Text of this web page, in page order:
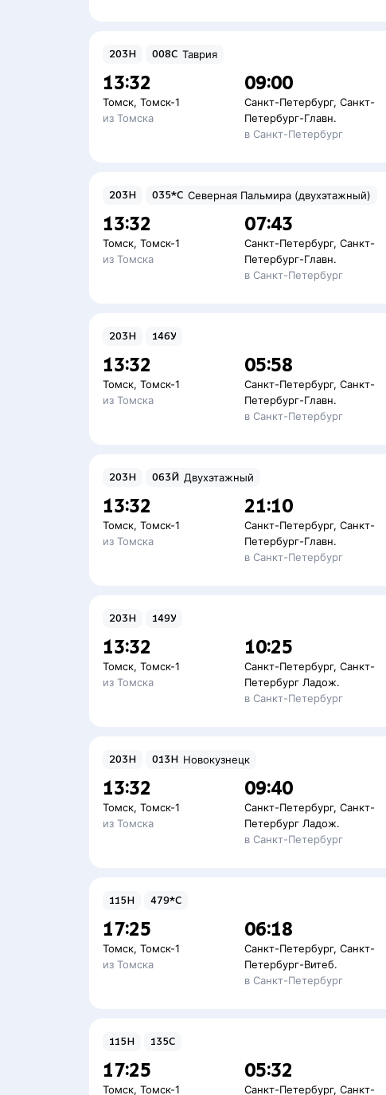
203Н 008С Таврия
13:32
Томск, Томск-1
из Томска
09:00
Санкт-Петербург,Санкт-
Петербург-Главн.
в Санкт-Петербург
203Н 035*С Северная Пальмира (двухэтажный)
13:32
Томск, Томск-1
из Томска
07:43
Санкт-Петербург,Санкт-
Петербург-Главн.
в Санкт-Петербург
203Н 146У
13:32
Томск, Томск-1
из Томска
05:58
Санкт-Петербург,Санкт-
Петербург-Главн.
в Санкт-Петербург
203Н 063Й Двухэтажный
13:32
Томск, Томск-1
из Томска
21:10
Санкт-Петербург,Санкт-
Петербург-Главн.
в Санкт-Петербург
203Н 149У
13:32
Томск, Томск-1
из Томска
10:25
Санкт-Петербург,Санкт-
Петербург Ладож.
в Санкт-Петербург
203Н 013Н Новокузнецк
13:32
Томск, Томск-1
из Томска
09:40
Санкт-Петербург,Санкт-
Петербург Ладож.
в Санкт-Петербург
115Н 479*С
17:25
Томск, Томск-1
из Томска
06:18
Санкт-Петербург,Санкт-
Петербург-Витеб.
в Санкт-Петербург
115Н 135С
17:25
Томск, Томск-1
05:32
Санкт-Петербург,Санкт-